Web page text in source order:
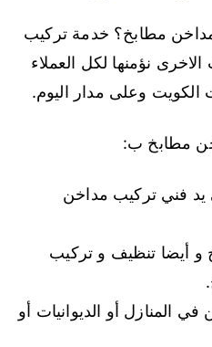
مطابخ؟ خدمة تركيب
نؤمنها لكل العملاء
وعلى مدار اليوم.
مطابخ ب:
فني تركيب مداخن
و أيضا تنظيف و تركيب
المنازل أو الديوانيات أو